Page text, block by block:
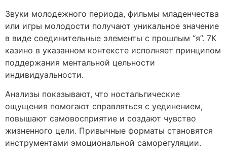
Звуки молодежного периода, фильмы младенчества
или игры молодости получают уникальное значение
в виде соединительные элементы с прошлым “я”. 7К
казино в указанном контексте исполняет принципом
поддержания ментальной цельности
индивидуальности.
Анализы показывают, что ностальгические
ощущения помогают справляться с уединением,
повышают самовосприятие и создают чувство
жизненного цели. Привычные форматы становятся
инструментами эмоциональной саморегуляции.